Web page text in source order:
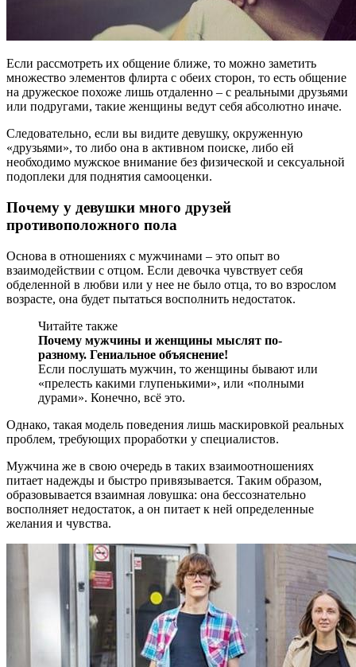
Если рассмотреть их общение ближе, то можно заметить
множество элементов флирта с обеих сторон, то есть общение
на дружеское похоже лишь отдаленно – с реальными друзьями
или подругами, такие женщины ведут себя абсолютно иначе.
Следовательно, если вы видите девушку, окруженную
«друзьями», то либо она в активном поиске, либо ей
необходимо мужское внимание без физической и сексуальной
подоплеки для поднятия самооценки.
Почему у девушки много друзей
противоположного пола
Основа в отношениях с мужчинами – это опыт во
взаимодействии с отцом. Если девочка чувствует себя
обделенной в любви или у нее не было отца, то во взрослом
возрасте, она будет пытаться восполнить недостаток.
Читайте также
Почему мужчины и женщины мыслят по-
разному. Гениальное объяснение!
Если послушать мужчин, то женщины бывают или
«прелесть какими глупенькими», или «полными
дурами». Конечно, всё это.
Однако, такая модель поведения лишь маскировкой реальных
проблем, требующих проработки у специалистов.
Мужчина же в свою очередь в таких взаимоотношениях
питает надежды и быстро привязывается. Таким образом,
образовывается взаимная ловушка: она бессознательно
восполняет недостаток, а он питает к ней определенные
желания и чувства.